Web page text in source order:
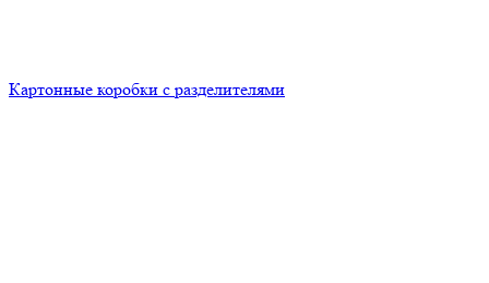
Картонные коробки с разделителями